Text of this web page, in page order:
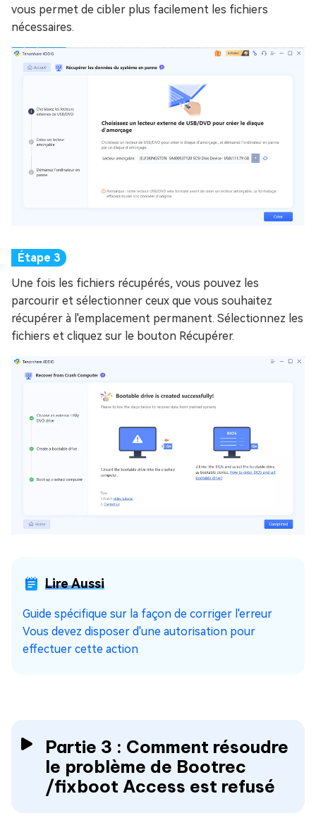
vous permet de cibler plus facilement les fichiers
nécessaires.
Une fois les fichiers récupérés, vous pouvez les
parcourir et sélectionner ceux que vous souhaitez
récupérer à l'emplacement permanent. Sélectionnez les
fichiers et cliquez sur le bouton Récupérer.
Lire Aussi
Guide spécifique sur la façon de corriger l'erreur
Vous devez disposer d'une autorisation pour
effectuer cette action
Partie 3 : Comment résoudre
le problème de Bootrec
/fixboot Access est refusé